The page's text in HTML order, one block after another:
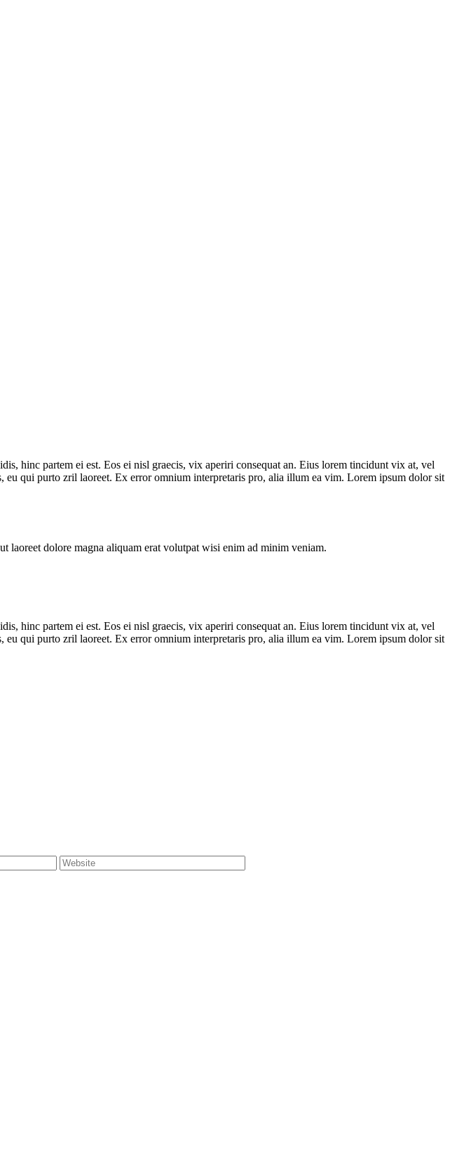
hinc partem ei est. Eos ei nisl graecis, vix aperiri consequat an. Eius lorem tincidunt vix at, vel
qui purto zril laoreet. Ex error omnium interpretaris pro, alia illum ea vim. Lorem ipsum dolor sit
laoreet dolore magna aliquam erat volutpat wisi enim ad minim veniam.
hinc partem ei est. Eos ei nisl graecis, vix aperiri consequat an. Eius lorem tincidunt vix at, vel
qui purto zril laoreet. Ex error omnium interpretaris pro, alia illum ea vim. Lorem ipsum dolor sit